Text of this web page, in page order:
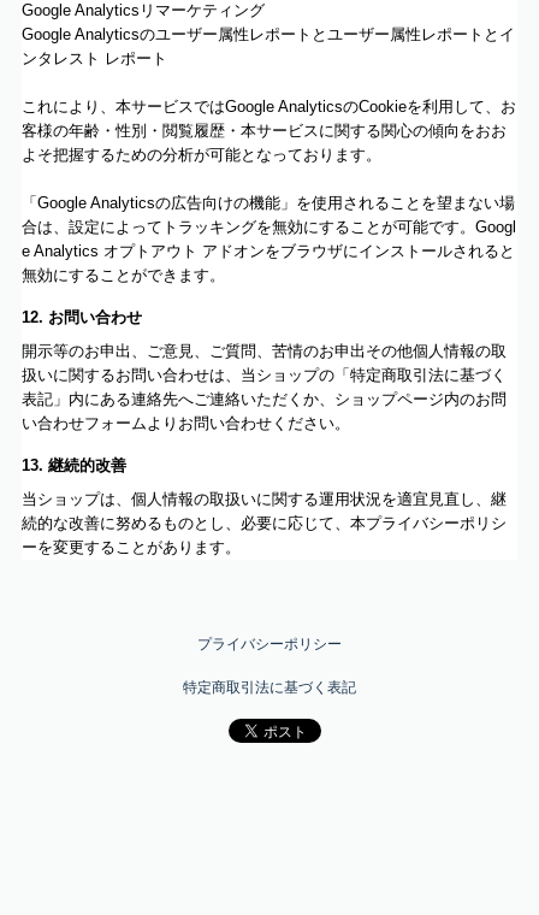
Google Analyticsリマーケティング
Google Analyticsのユーザー属性レポートとユーザー属性レポートとイ
ンタレスト レポート
これにより、本サービスではGoogle AnalyticsのCookieを利用して、お
客様の年齢・性別・閲覧履歴・本サービスに関する関心の傾向をおお
よそ把握するための分析が可能となっております。
「Google Analyticsの広告向けの機能」を使用されることを望まない場
合は、設定によってトラッキングを無効にすることが可能です。Googl
e Analytics オプトアウト アドオンをブラウザにインストールされると
無効にすることができます。
12. お問い合わせ
開示等のお申出、ご意見、ご質問、苦情のお申出その他個人情報の取
扱いに関するお問い合わせは、当ショップの「特定商取引法に基づく
表記」内にある連絡先へご連絡いただくか、ショップページ内のお問
い合わせフォームよりお問い合わせください。
13. 継続的改善
当ショップは、個人情報の取扱いに関する運用状況を適宜見直し、継
続的な改善に努めるものとし、必要に応じて、本プライバシーポリシ
ーを変更することがあります。
プライバシーポリシー
特定商取引法に基づく表記